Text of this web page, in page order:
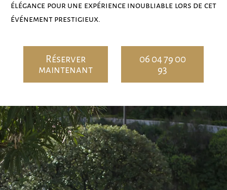
élégance pour une expérience inoubliable lors de cet
événement prestigieux.
Réserver
maintenant
06 04 79 00
93